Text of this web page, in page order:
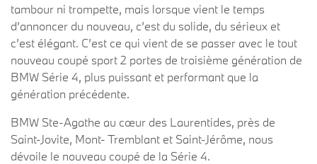
tambour ni trompette, mais lorsque vient le temps
d’annoncer du nouveau, c’est du solide, du sérieux et
c’est élégant. C’est ce qui vient de se passer avec le tout
nouveau coupé sport 2 portes de troisième génération de
BMW Série 4, plus puissant et performant que la
génération précédente.
BMW Ste-Agathe au cœur des Laurentides, près de
Saint-Jovite, Mont- Tremblant et Saint-Jérôme, nous
dévoile le nouveau coupé de la Série 4.